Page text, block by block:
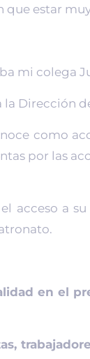
estar
mi colega
la Dirección
como
por las
acceso a
en el